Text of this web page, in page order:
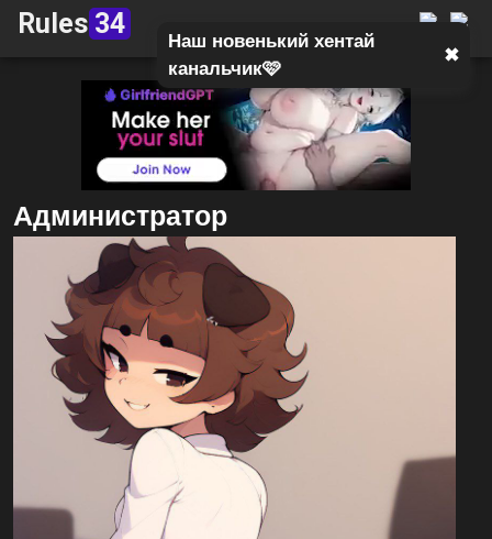
Наш новенький хентай
канальчик🩷
✖
Rules 34
Администратор